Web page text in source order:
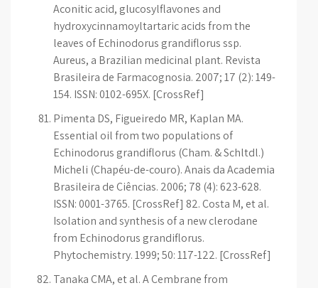
Aconitic acid, glucosylflavones and
hydroxycinnamoyltartaric acids from the
leaves of Echinodorus grandiflorus ssp.
Aureus, a Brazilian medicinal plant. Revista
Brasileira de Farmacognosia. 2007; 17 (2): 149-
154. ISSN: 0102-695X. [CrossRef]
Pimenta DS, Figueiredo MR, Kaplan MA.
Essential oil from two populations of
Echinodorus grandiflorus (Cham. & Schltdl.)
Micheli (Chapéu-de-couro). Anais da Academia
Brasileira de Ciências. 2006; 78 (4): 623-628.
ISSN: 0001-3765. [CrossRef] 82. Costa M, et al.
Isolation and synthesis of a new clerodane
from Echinodorus grandiflorus.
Phytochemistry. 1999; 50: 117-122. [CrossRef]
Tanaka CMA, et al. A Cembrane from